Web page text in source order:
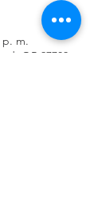
p. m.
OR 97703,